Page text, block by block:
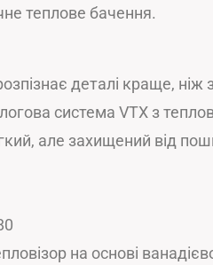
теплове бачення.
деталі краще,
система VTX з
але захищений від
на основі